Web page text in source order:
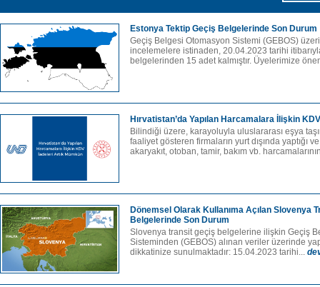
Estonya Tektip Geçiş Belgelerinde Son Durum
Geçiş Belgesi Otomasyon Sistemi (GEBOS)
incelemelere istinaden, 20.04.2023 tarihi
belgelerinden 15 adet kalmıştır. Üyelerimize
Hırvatistan’da Yapılan Harcamalara İlişkin
Bilindiği üzere, karayoluyla uluslararası eşya
faaliyet gösteren firmaların yurt dışında yaptığı
akaryakıt, otoban, tamir, bakım vb.
Dönemsel Olarak Kullanıma Açılan Slovenya
Belgelerinde Son Durum
Slovenya transit geçiş belgelerine ilişkin Geçiş
Sisteminden (GEBOS) alınan veriler üzerinde
dikkatinize sunulmaktadır: 15.04.2023 tarihi...